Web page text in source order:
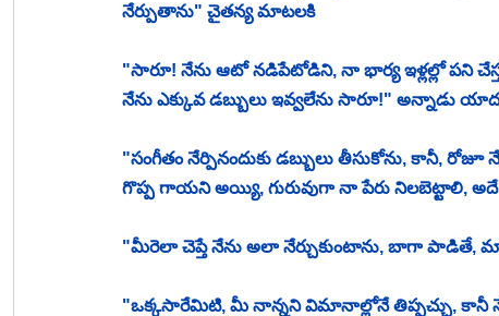
నేర్పుతాను" చైతన్య మాటలకి
"సారూ! నేను ఆటో నడిపేటోడిని, నా భార్య ఇళ్లల్లో పని
నేను ఎక్కువ డబ్బులు ఇవ్వలేను సారూ!" అన్నాడు
"సంగీతం నేర్పినందుకు డబ్బులు తీసుకోను, కానీ,
గొప్ప గాయని అయ్యి, గురువుగా నా పేరు నిలబెట్టాలి, అదే
"మీరెలా చెప్తే నేను అలా నేర్చుకుంటాను, బాగా పాడితే,
"ఒక్కసారేమిటి, మీ నాన్నని విమానాల్లోనే తిప్పచ్చు, కానీ